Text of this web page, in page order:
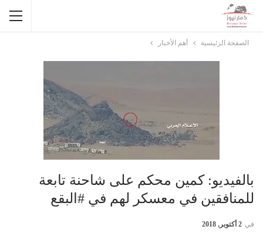
الصفحة الرئيسية أهم الأخبار
بالفيديو: كمين محكم على شاحنة تابعة
للمنافقين في معسكر لهم في #البقع
في 2 أكتوبر, 2018